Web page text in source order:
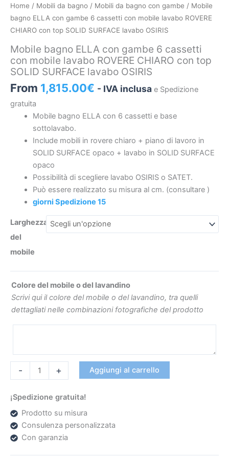
Home / Mobili da bagno / Mobili da bagno con gambe / Mobile
bagno ELLA con gambe 6 cassetti con mobile lavabo ROVERE
CHIARO con top SOLID SURFACE lavabo OSIRIS
Mobile bagno ELLA con gambe 6 cassetti
con mobile lavabo ROVERE CHIARO con top
SOLID SURFACE lavabo OSIRIS
From 1,815.00€ - IVA inclusa e Spedizione
gratuita
Mobile bagno ELLA con 6 cassetti e base
sottolavabo.
Include mobili in rovere chiaro + piano di lavoro in
SOLID SURFACE opaco + lavabo in SOLID SURFACE
opaco
Possibilità di scegliere lavabo OSIRIS o SATET.
Può essere realizzato su misura al cm. (consultare)
giorni Spedizione 15
Larghezza
del
mobile
Colore del mobile o del lavandino
Scrivi qui il colore del mobile o del lavandino, tra quelli
dettagliati nelle combinazioni fotografiche del prodotto
-
Mobile
bagno
ELLA
gambe
6
cassetti
con
mobile
lavabo
ROVERE
CHIARO
SOLID
SURFACE
lavabo
quantità
+ Aggiungi al carrello
¡Spedizione gratuita!
Prodotto su misura
Consulenza personalizzata
Con garanzia